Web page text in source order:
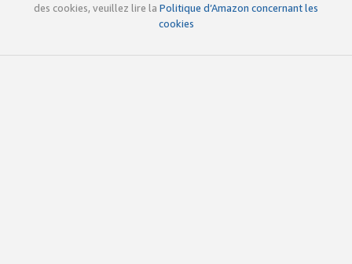
des cookies, veuillez lire la Politique d’Amazon concernant les
cookies